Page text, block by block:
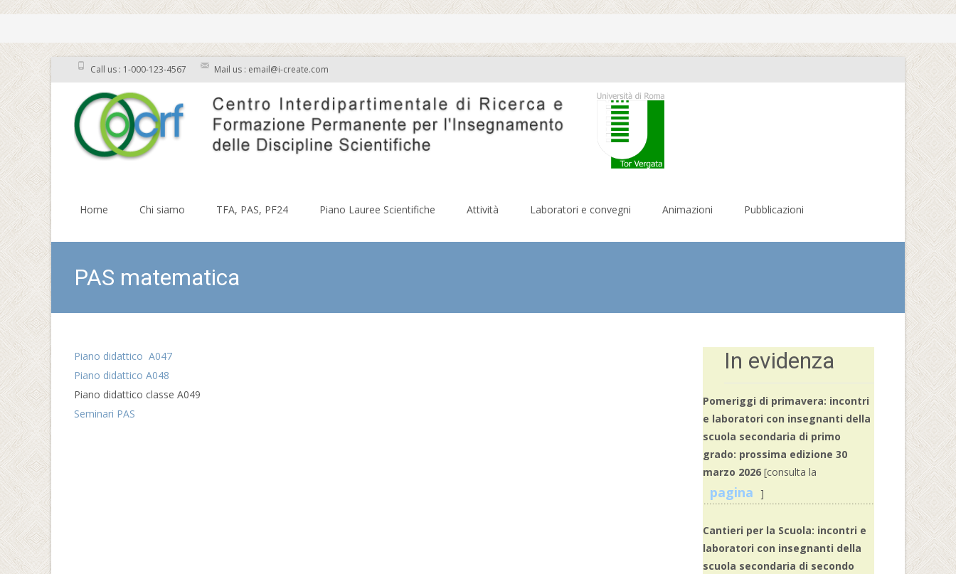
Call us : 1-000-123-4567 Mail us : email@i-create.com
Home
Chi siamo TFA, PAS, PF24 Piano Lauree Scientifiche Attività Laboratori e convegni Animazioni Pubblicazioni
PAS matematica
Piano didattico A047
Piano didattico A048
Piano didattico classe A049
Seminari PAS
In evidenza
Pomeriggi di primavera: incontri
e laboratori con insegnanti della
scuola secondaria di primo
grado: prossima edizione 30
marzo 2026 [consulta la
pagina ]
Cantieri per la Scuola: incontri e
laboratori con insegnanti della
scuola secondaria di secondo